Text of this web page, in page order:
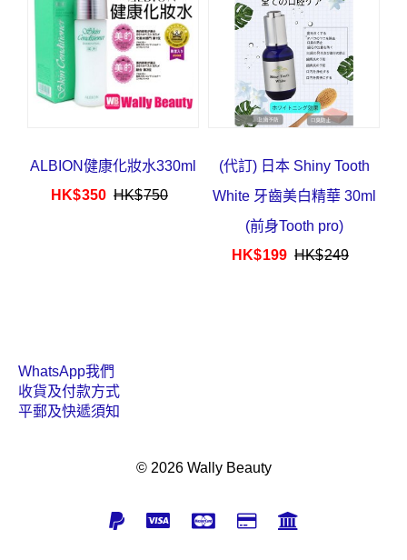
HK$63 HK$ 78
ALBION健康化妝水330ml
HK$350 HK$750
(代訂) 日本 Shiny Tooth
White 牙齒美白精華 30ml
(前身Tooth pro)
HK$199 HK$249
WhatsApp我們
收貨及付款方式
平郵及快遞須知
© 2026 Wally Beauty